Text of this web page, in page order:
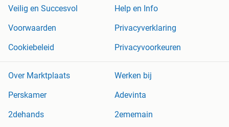
Veilig en Succesvol
Help en Info
Voorwaarden
Privacyverklaring
Cookiebeleid
Privacyvoorkeuren
Over Marktplaats
Werken bij
Perskamer
Adevinta
2dehands
2ememain